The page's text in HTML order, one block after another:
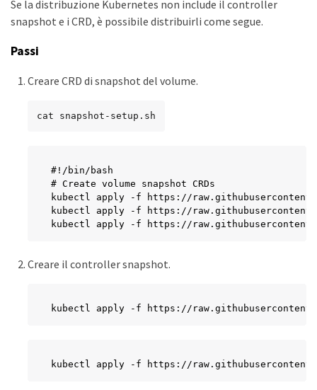
Se la distribuzione Kubernetes non include il controller
snapshot e i CRD, è possibile distribuirli come segue.
Passi
Creare CRD di snapshot del volume.
cat snapshot-setup.sh
#!/bin/bash
# Create volume snapshot CRDs
kubectl apply -f https://
kubectl apply -f https://
kubectl apply -f https://
Creare il controller snapshot.
kubectl apply -f https://
kubectl apply -f https://